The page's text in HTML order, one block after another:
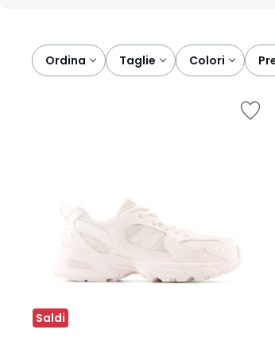
Ordina taglie colori
Saldi